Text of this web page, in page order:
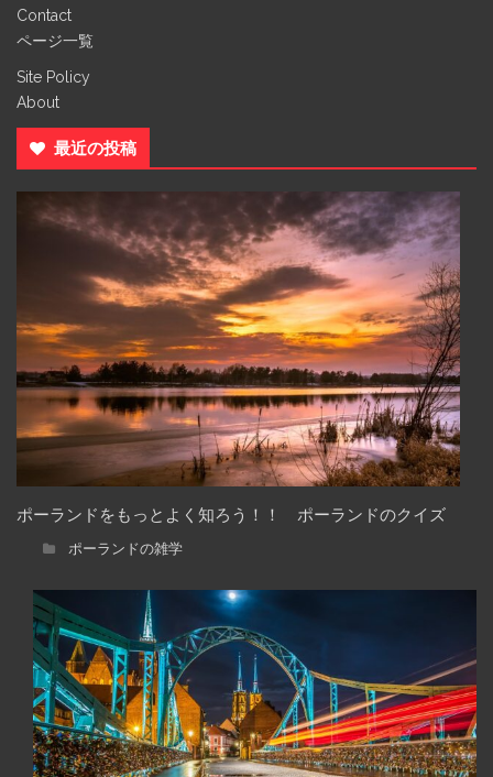
Contact
ページ一覧
Site Policy
About
最近の投稿
ポーランドをもっとよく知ろう！！ ポーランドのクイズ
ポーランドの雑学